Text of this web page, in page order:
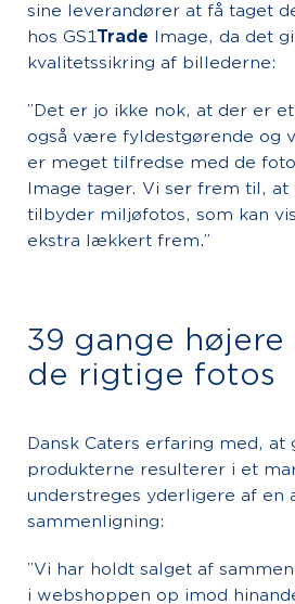
sine leverandører at få taget
hos GS1Trade Image, da det
kvalitetssikring af billederne:
”Det er jo ikke nok, at der er
også være fyldestgørende og
er meget tilfredse med de
Image tager. Vi ser frem til, at
tilbyder miljøfotos, som kan
ekstra lækkert frem.”
39 gange højere
de rigtige fotos
Dansk Caters erfaring med, at
produkterne resulterer i et
understreges yderligere af en
sammenligning:
”Vi har holdt salget af
i webshoppen op imod